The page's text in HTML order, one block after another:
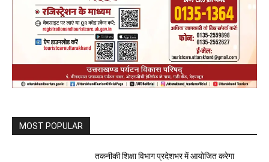
MOST POPULAR
तकनीकी शिक्षा विभाग प्रदेशभर में आयोजित करेगा